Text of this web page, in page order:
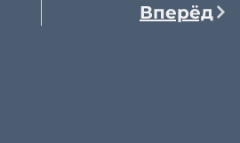
Вперёд